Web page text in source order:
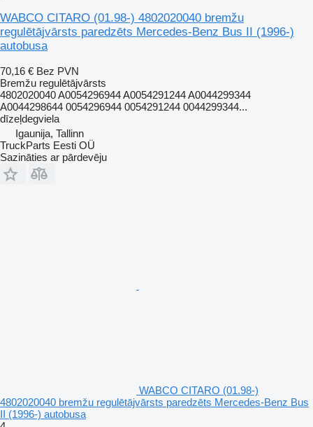
WABCO CITARO (01.98-) 4802020040 bremžu
regulētājvārsts paredzēts Mercedes-Benz Bus II (1996-)
autobusa
70,16 € Bez PVN
Bremžu regulētājvārsts
4802020040 A0054296944 A0054291244 A0044299344
A0044298644 0054296944 0054291244 0044299344...
dīzeļdegviela
Igaunija, Tallinn
TruckParts Eesti OÜ
Sazināties ar pārdevēju
WABCO CITARO (01.98-)
4802020040 bremžu regulētājvārsts paredzēts Mercedes-Benz Bus
II (1996-) autobusa